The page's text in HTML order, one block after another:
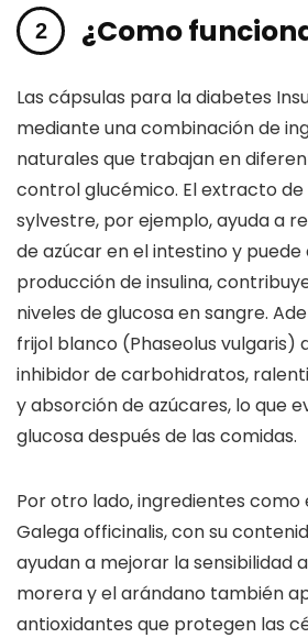
¿Como
Las cápsulas para la diabetes
mediante una combinación de
naturales que trabajan en
control glucémico. El extracto
sylvestre, por ejemplo, ayuda a
de azúcar en el intestino y
producción de insulina,
niveles de glucosa en sangre.
frijol blanco (Phaseolus vulgaris)
inhibidor de carbohidratos,
y absorción de azúcares, lo que
glucosa después de las comidas.
Por otro lado, ingredientes
Galega officinalis, con su
ayudan a mejorar la sensibilidad
morera y el arándano también
antioxidantes que protegen las